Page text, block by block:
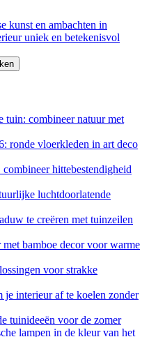
kunst en ambachten in
uniek en betekenisvol
tuin: combineer natuur met
ronde vloerkleden in art deco
hittebestendigheid
luchtdoorlatende
te creëren met tuinzeilen
met bamboe decor voor warme
voor strakke
interieur af te koelen zonder
tuinideeën voor de zomer
lampen in de kleur van het